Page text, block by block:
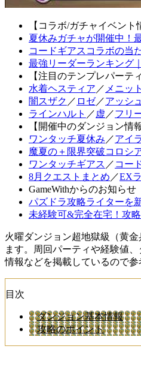
【コラボ/ガチャイベント
夏休みガチャが開催中！
コードギアスコラボの当
最強リーダーランキング
【注目のテンプレパーティ
水着ヘスティア ／ メニッ
闇スザク ／ ロゼ／アッシュ
ラインハルト ／ 虚 ／フリ
【開催中のダンジョン情報
ワンタッチ夏休み ／アイ
魔夏の＋限界突破コロシ
ワンタッチギアス ／ コー
8月クエストまとめ ／EX
GameWithからのお知らせ
パズドラ攻略ライターを
未経験可&完全在宅！攻
火曜ダンジョン超地獄級（黄
ます。周回パーティや経験値
情報などを掲載しているので参
目次
ダンジョン基本情報
攻略のポイント